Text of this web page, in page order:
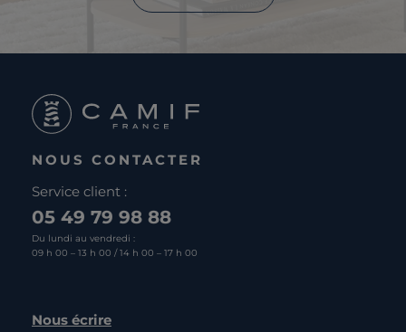
NOUS CONTACTER
Service client :
05 49 79 98 88
Du lundi au vendredi :
09 h 00 – 13 h 00 / 14 h 00 – 17 h 00
Nous écrire